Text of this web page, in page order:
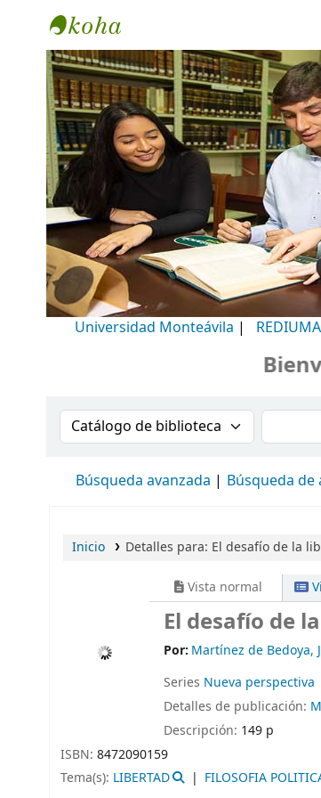
Biblioteca Universidad
Universidad Monteávila | REDIUMA
Buscar en el catálogo por:Buscar
Búsqueda avanzada Búsqueda
Inicio Detalles para: El desafío de la
Vista normal
El desafío de
Por: Martínez de Bedoya,
Series Nueva perspectiva
Detalles de publicación:
Descripción: 149 p
ISBN: 8472090159
Tema(s): LIBERTAD FILOSOFIA